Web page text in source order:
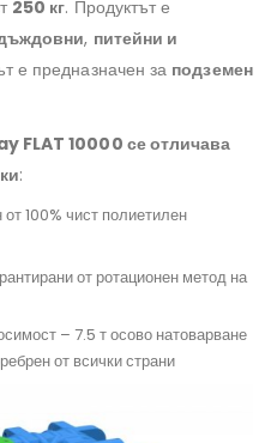
250 кг. Продуктът е
, питейни и
е предназначен за подземен
FLAT 10000 се отличава
:
100% чист полиетилен
от ротационен метод на
– 7.5 т осово натоварване
от всички страни